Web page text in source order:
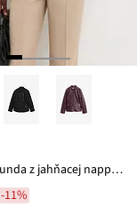
Kožená bunda z jahňacej nappa kože
-11%